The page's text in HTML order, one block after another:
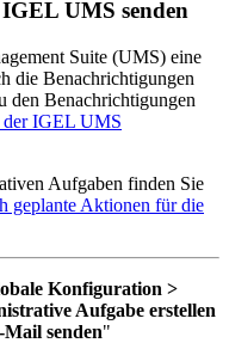
UMS senden
Suite (UMS) eine
die Benachrichtigungen
den Benachrichtigungen
der IGEL UMS
Aufgaben finden Sie
geplante Aktionen für die
Konfiguration >
Aufgabe erstellen
senden"